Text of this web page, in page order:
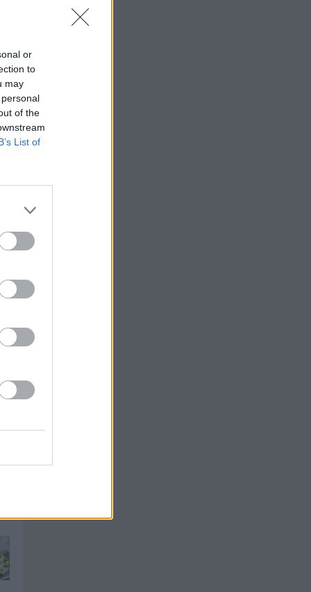
or
to
may
of the
List of